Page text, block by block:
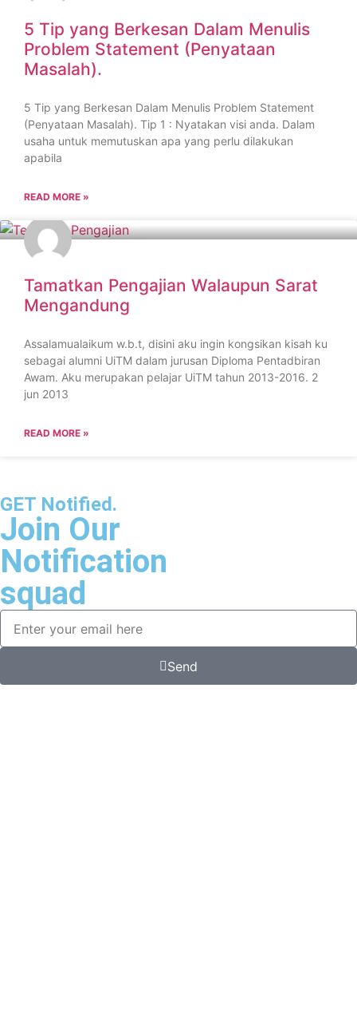
5 Tip yang Berkesan Dalam Menulis
Problem Statement (Penyataan
Masalah).
5 Tip yang Berkesan Dalam Menulis Problem Statement
(Penyataan Masalah). Tip 1 : Nyatakan visi anda. Dalam
usaha untuk memutuskan apa yang perlu dilakukan
apabila
READ MORE »
Tamatkan Pengajian Walaupun Sarat
Mengandung
Assalamualaikum w.b.t, disini aku ingin kongsikan kisah ku
sebagai alumni UiTM dalam jurusan Diploma Pentadbiran
Awam. Aku merupakan pelajar UiTM tahun 2013-2016. 2
jun 2013
READ MORE »
GET Notified.
Join Our
Notification
squad
Send